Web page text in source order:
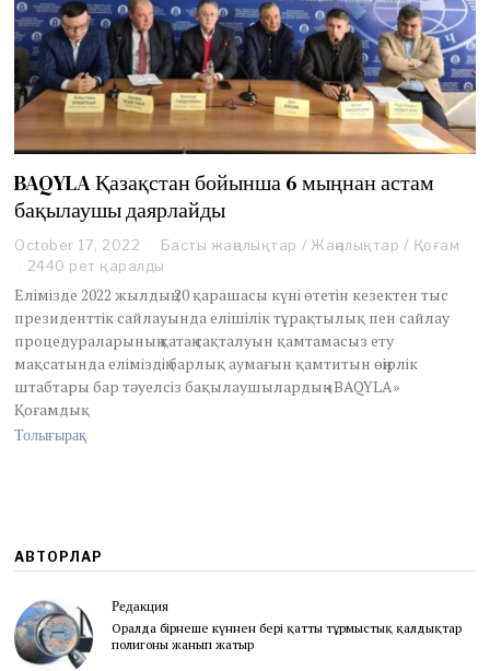
BAQYLA Қазақстан бойынша 6 мыңнан астам
бақылаушы даярлайды
October 17, 2022
c
o
b
e
r
1
Басты жаңалықтар / Жаңалықтар / Қоғам
2440 рет қаралды
Елімізде 2022 жылдың 20 қарашасы күні өтетін кезектен тыс
президенттік сайлауында елішілік тұрақтылық пен сайлау
процедураларының қатаң сақталуын қамтамасыз ету
мақсатында еліміздің барлық аумағын қамтитын өңірлік
штабтары бар тәуелсіз бақылаушылардың «BAQYLA»
Қоғамдық
Толығырақ
АВТОРЛАР
Редакция
Оралда бірнеше күннен бері қатты тұрмыстық қалдықтар
полигоны жанып жатыр